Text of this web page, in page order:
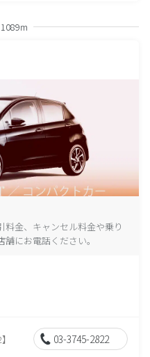
1089m
料金、キャンセル料金や乗り
にお電話ください。
03-3745-2822